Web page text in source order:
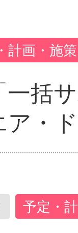
計画・施策
括
・
予定・